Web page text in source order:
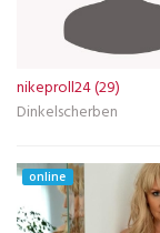
nikeproll24 (29)
Dinkelscherben
online